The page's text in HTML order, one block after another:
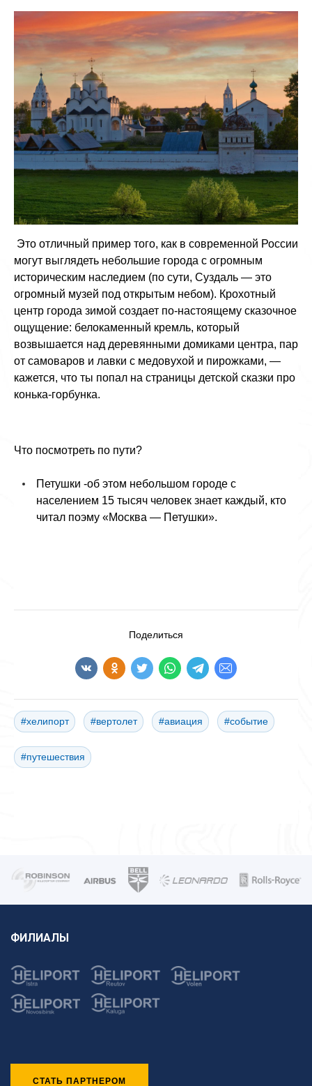
Это отличный пример того, как в современной России
могут выглядеть небольшие города с огромным
историческим наследием (по сути, Суздаль — это
огромный музей под открытым небом). Крохотный
центр города зимой создает по-настоящему сказочное
ощущение: белокаменный кремль, который
возвышается над деревянными домиками центра, пар
от самоваров и лавки с медовухой и пирожками, —
кажется, что ты попал на страницы детской сказки про
конька-горбунка.
Что посмотреть по пути?
Петушки -об этом небольшом городе с
населением 15 тысяч человек знает каждый, кто
читал поэму «Москва — Петушки».
Поделиться
#хелипорт #вертолет #авиация #событие
#путешествия
ФИЛИАЛЫ
СТАТЬ ПАРТНЕРОМ